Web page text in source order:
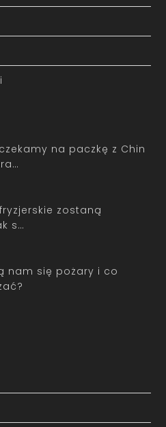
na paczkę z Chin
zostaną
s…
nam się pożary i co